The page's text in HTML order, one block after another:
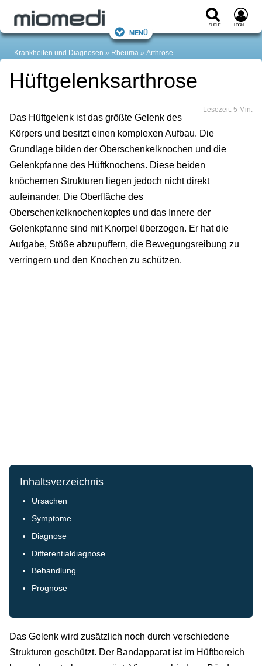
Suche Login
Menü
Krankheiten und Diagnosen Rheuma Arthrose
Hüftgelenksarthrose
Lesezeit: 5 Min.
Das Hüftgelenk ist das größte Gelenk des
Körpers und besitzt einen komplexen Aufbau. Die
Grundlage bilden der Oberschenkelknochen und die
Gelenkpfanne des Hüftknochens. Diese beiden
knöchernen Strukturen liegen jedoch nicht direkt
aufeinander. Die Oberfläche des
Oberschenkelknochenkopfes und das Innere der
Gelenkpfanne sind mit Knorpel überzogen. Er hat die
Aufgabe, Stöße abzupuffern, die Bewegungsreibung zu
verringern und den Knochen zu schützen.
Inhaltsverzeichnis
Ursachen
Symptome
Diagnose
Differentialdiagnose
Behandlung
Prognose
Das Gelenk wird zusätzlich noch durch verschiedene
Strukturen geschützt. Der Bandapparat ist im Hüftbereich